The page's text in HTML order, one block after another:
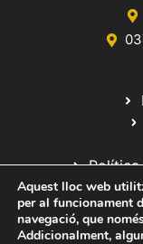
Aquest lloc web
per al funcionament
navegació, que
Addicionalment,